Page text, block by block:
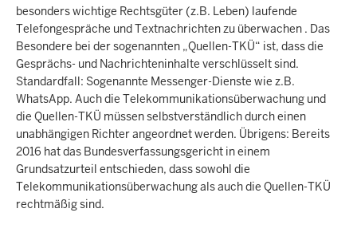
besonders wichtige Rechtsgüter (z.B. Leben) laufende
Telefongespräche und Textnachrichten zu überwachen . Das
Besondere bei der sogenannten „Quellen-TKÜ“ ist, dass die
Gesprächs- und Nachrichteninhalte verschlüsselt sind.
Standardfall: Sogenannte Messenger-Dienste wie z.B.
WhatsApp. Auch die Telekommunikationsüberwachung und
die Quellen-TKÜ müssen selbstverständlich durch einen
unabhängigen Richter angeordnet werden. Übrigens: Bereits
2016 hat das Bundesverfassungsgericht in einem
Grundsatzurteil entschieden, dass sowohl die
Telekommunikationsüberwachung als auch die Quellen-TKÜ
rechtmäßig sind.